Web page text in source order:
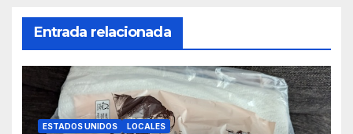
Entrada relacionada
ESTADOS UNIDOS LOCALES